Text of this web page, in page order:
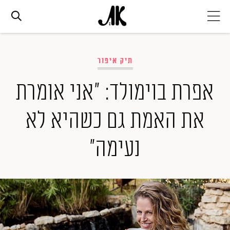
אופנה
ביוטי
סלבס
ערוצים נוספים
המגזין
תיק איפור
אפרת בוימולד: "אני אומרת
את האמת גם כשהיא לא
נעימה"